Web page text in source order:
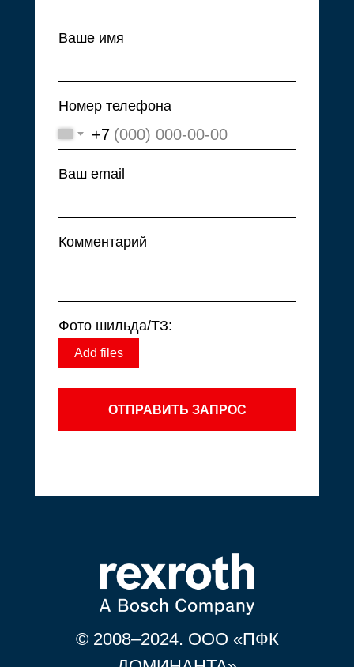
Ваше имя
Номер телефона
+7
Ваш email
Комментарий
Фото шильда/ТЗ:
Add files
ОТПРАВИТЬ ЗАПРОС
© 2008–2024. ООО «ПФК